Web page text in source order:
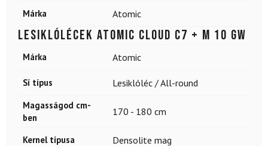
Márka Atomic
Lesiklólécek ATOMIC Cloud C7 + M 10 GW
Márka Atomic
Sí típus Lesiklóléc / All-round
Magasságod cm-
ben
170 - 180 cm
Kernel típusa Densolite mag